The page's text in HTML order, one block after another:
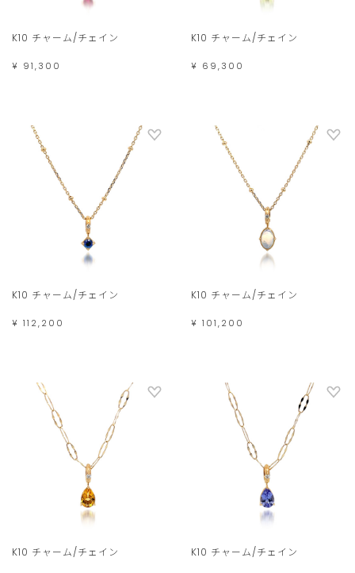
K10 チャーム/チェイン
¥ 91,300
K10 チャーム/チェイン
¥ 69,300
K10 チャーム/チェイン
¥ 112,200
K10 チャーム/チェイン
¥ 101,200
K10 チャーム/チェイン K10 チャーム/チェイン